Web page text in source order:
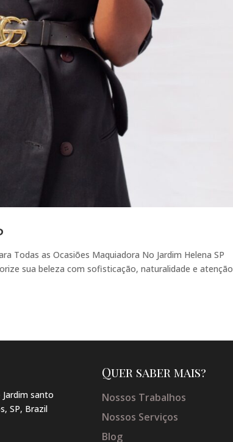
Todas as Ocasiões Maquiadora No Jardim Helena SP
sua beleza com sofisticação, naturalidade e atenção
Jardim santo
SP, Brazil
Quer saber mais?
Nossos Trabalhos
Nossos Serviços
Blog